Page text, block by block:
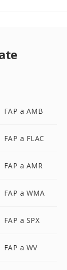
FAP a AMB
FAP a FLAC
FAP a AMR
FAP a WMA
FAP a SPX
FAP a WV